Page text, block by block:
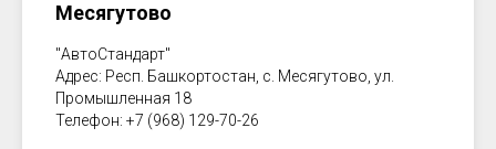
Месягутово
"АвтоСтандарт"
Адрес: Респ. Башкортостан, с. Месягутово, ул.
Промышленная 18
Телефон: +7 (968) 129-70-26